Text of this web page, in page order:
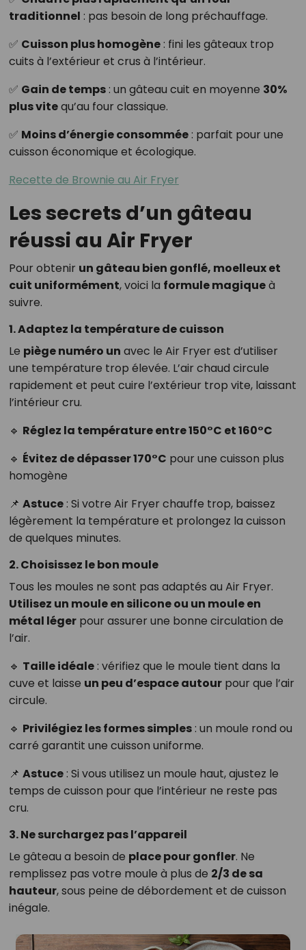
traditionnel : pas besoin de long préchauffage.
✅ Cuisson plus homogène: fini les gâteaux trop
cuits à l’extérieur et crus à l’intérieur.
✅ Gain de temps: un gâteau cuit en moyenne 30%
plus vitequ’au four classique.
✅ Moins d’énergie consommée: parfait pour une
cuisson économique et écologique.
Recette de Brownie au Air Fryer
Les secrets d’un gâteau
réussi au Air Fryer
Pour obtenir un gâteau bien gonflé, moelleux et
cuit uniformément, voici la formule magiqueà
suivre.
1. Adaptez la température de cuisson
Le piège numéro un avec le Air Fryer est d’utiliser
une température trop élevée. L’air chaud circule
rapidement et peut cuire l’extérieur trop vite, laissant
l’intérieur cru.
🔹 Réglez la température entre 150°C et 160°C
🔹 Évitez de dépasser 170°C pour une cuisson plus
homogène
📌 Astuce: Si votre Air Fryer chauffe trop, baissez
légèrement la température et prolongez la cuisson
de quelques minutes.
2. Choisissez le bon moule
Tous les moules ne sont pas adaptés au Air Fryer.
Utilisez un moule en silicone ou un moule en
métal légerpour assurer une bonne circulation de
l’air.
🔹 Taille idéale: vérifiez que le moule tient dans la
cuve et laisse un peu d’espace autourpour que l’air
circule.
🔹 Privilégiez les formes simples: un moule rond ou
carré garantit une cuisson uniforme.
📌 Astuce: Si vous utilisez un moule haut, ajustez le
temps de cuisson pour que l’intérieur ne reste pas
cru.
3. Ne surchargez pas l’appareil
Le gâteau a besoin de place pour gonfler. Ne
remplissez pas votre moule à plus de 2/3 de sa
hauteur, sous peine de débordement et de cuisson
inégale.